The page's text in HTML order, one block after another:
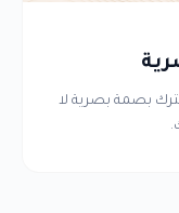
بصمة بصرية لا